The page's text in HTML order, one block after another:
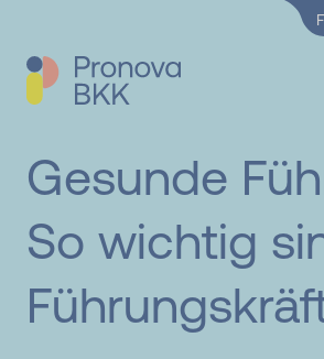
Zum
Gesunde
So wichtig